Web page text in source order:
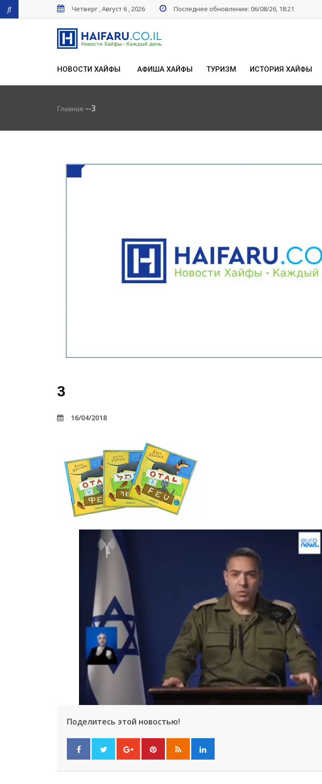
Четверг , Август 6 , 2026 Последнее обновление: 06/08/26, 18:21
НОВОСТИ ХАЙФЫ АФИША ХАЙФЫ ТУРИЗМ ИСТОРИЯ ХАЙФЫ
Главная --3
3
16/04/2018
Поделитесь этой новостью!